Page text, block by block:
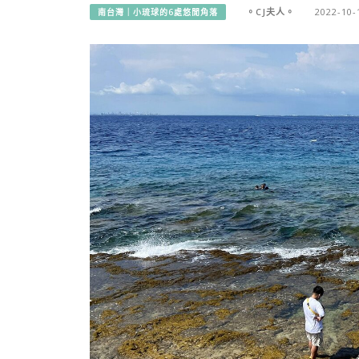
南台灣｜小琉球的6處悠閒角落 。CJ夫人。 2022-10-